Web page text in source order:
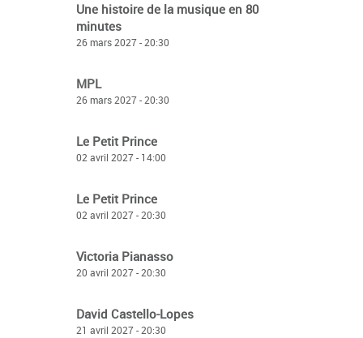
Une histoire de la musique en 80
minutes
26 mars 2027 - 20:30
MPL
26 mars 2027 - 20:30
Le Petit Prince
02 avril 2027 - 14:00
Le Petit Prince
02 avril 2027 - 20:30
Victoria Pianasso
20 avril 2027 - 20:30
David Castello-Lopes
21 avril 2027 - 20:30